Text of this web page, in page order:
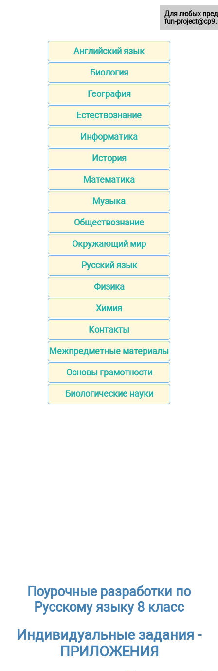
Английский язык
Биология
География
Естествознание
Информатика
История
Математика
Музыка
Обществознание
Окружающий мир
Русский язык
Физика
Химия
Контакты
Межпредметные материалы
Основы грамотности
Биологические науки
Поурочные разработки по
Русскому языку 8 класс
Индивидуальные задания -
ПРИЛОЖЕНИЯ
Для любых
fun-